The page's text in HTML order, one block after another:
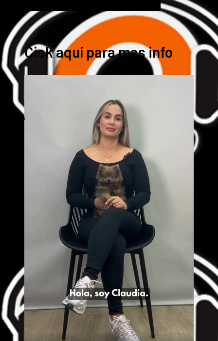
Cick aquí para mas info